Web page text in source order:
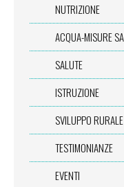
NUTRIZIONE
ACQUA-MISURE
SALUTE
ISTRUZIONE
SVILUPPO RURALE
TESTIMONIANZE
EVENTI